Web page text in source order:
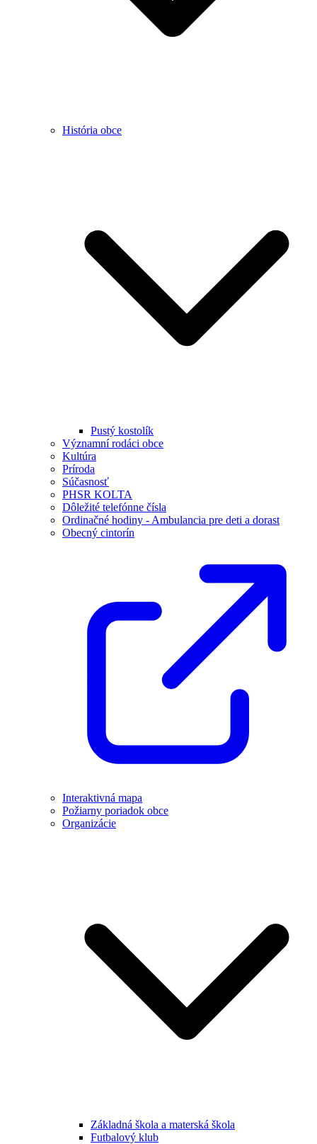
História obce
Pustý kostolík
Významní rodáci obce
Kultúra
Príroda
Súčasnosť
PHSR KOLTA
Dôležité telefónne čísla
Ordinačné hodiny - Ambulancia pre deti a dorast
Obecný cintorín
Interaktivná mapa
Požiarny poriadok obce
Organizácie
Základná škola a materská škola
Futbalový klub